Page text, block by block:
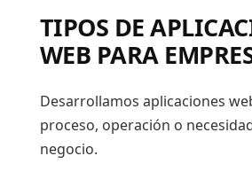
TIPOS DE
WEB PARA
Desarrollamos aplicaciones
proceso, operación o
negocio.